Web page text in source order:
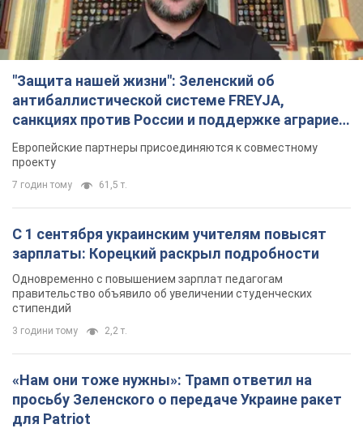
"Защита нашей жизни": Зеленский об
антибаллистической системе FREYJA,
санкциях против России и поддержке аграриев.
Видео
Европейские партнеры присоединяются к совместному
проекту
7 годин тому 61,5 т.
С 1 сентября украинским учителям повысят
зарплаты: Корецкий раскрыл подробности
Одновременно с повышением зарплат педагогам
правительство объявило об увеличении студенческих
стипендий
3 години тому 2,2 т.
«Нам они тоже нужны»: Трамп ответил на
просьбу Зеленского о передаче Украине ракет
для Patriot